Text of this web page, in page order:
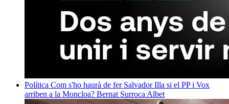
Política Com s'ho haurà de fer Salvador Illa si el PP i Vox
arriben a la Moncloa? Bernat Surroca Albet